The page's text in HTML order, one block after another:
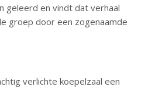
geleerd en vindt dat verhaal
groep door een zogenaamde
verlichte koepelzaal een